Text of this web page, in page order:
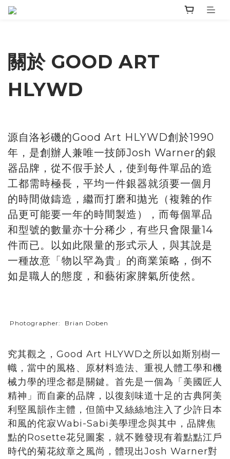
關於 GOOD ART
HLYWD
源自洛衫磯的Good Art HLYWD創於1990
年，是創辦人兼唯一技師Josh Warner的銀
器品牌，從不假手於人，使到每件單品的造
工都需時極長，平均一件銀器就須要一個月
的時間做鑄造，繼而打磨和拋光（複雜的作
品更可能要一年的時間製造），而每個單品
和型號的數量亦十分稀少，有些只會限量14
件而已。以如此限量的形式示人，與其說是
一種故意「物以罕為貴」的商業策略，倒不
如是職人的態度，和藝術家脾氣所使然。
Photographer: Brian Doben
究其觀之，Good Art HLYWD之所以如斯別樹一
幟，當中的風格、原材料造法、重視人體工學和機
械力學的理念都是關鍵。首先是一個為「美國匠人
精神」而自豪的品牌，以復刻味道十足的古典阿美
利堅風韻作主體，但箇中又絲絲地注入了少許日本
和風的侘寂Wabi-Sabi美學理念與其中，品牌焦
點的Rosette花兒圖案，就不難發現有着點點江戶
時代的菊花紋章之風尚，體現出Josh Warner對